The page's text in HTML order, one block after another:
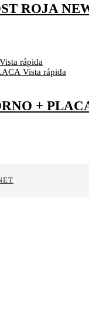
ROJA
Vista rápida
Vista rápida
+